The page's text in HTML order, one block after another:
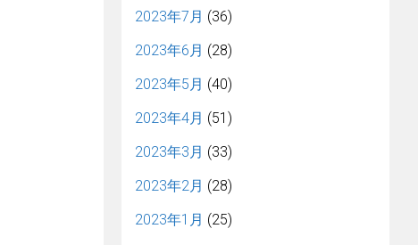
2023年7月 (36)
2023年6月 (28)
2023年5月 (40)
2023年4月 (51)
2023年3月 (33)
2023年2月 (28)
2023年1月 (25)